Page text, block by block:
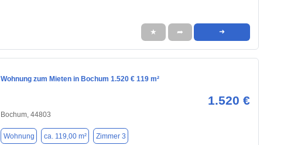
★ ➦ ➜
Wohnung zum Mieten in Bochum 1.520 € 119 m²
1.520 €
Bochum, 44803
Wohnung ca. 119,00 m² Zimmer 3